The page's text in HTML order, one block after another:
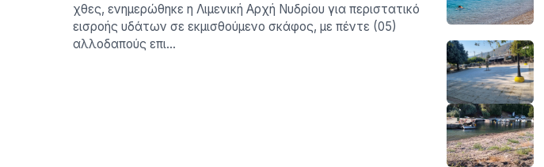
χθες, ενημερώθηκε η Λιμενική Αρχή Νυδρίου για περιστατικό
εισροής υδάτων σε εκμισθούμενο σκάφος, με πέντε (05)
αλλοδαπούς επι…